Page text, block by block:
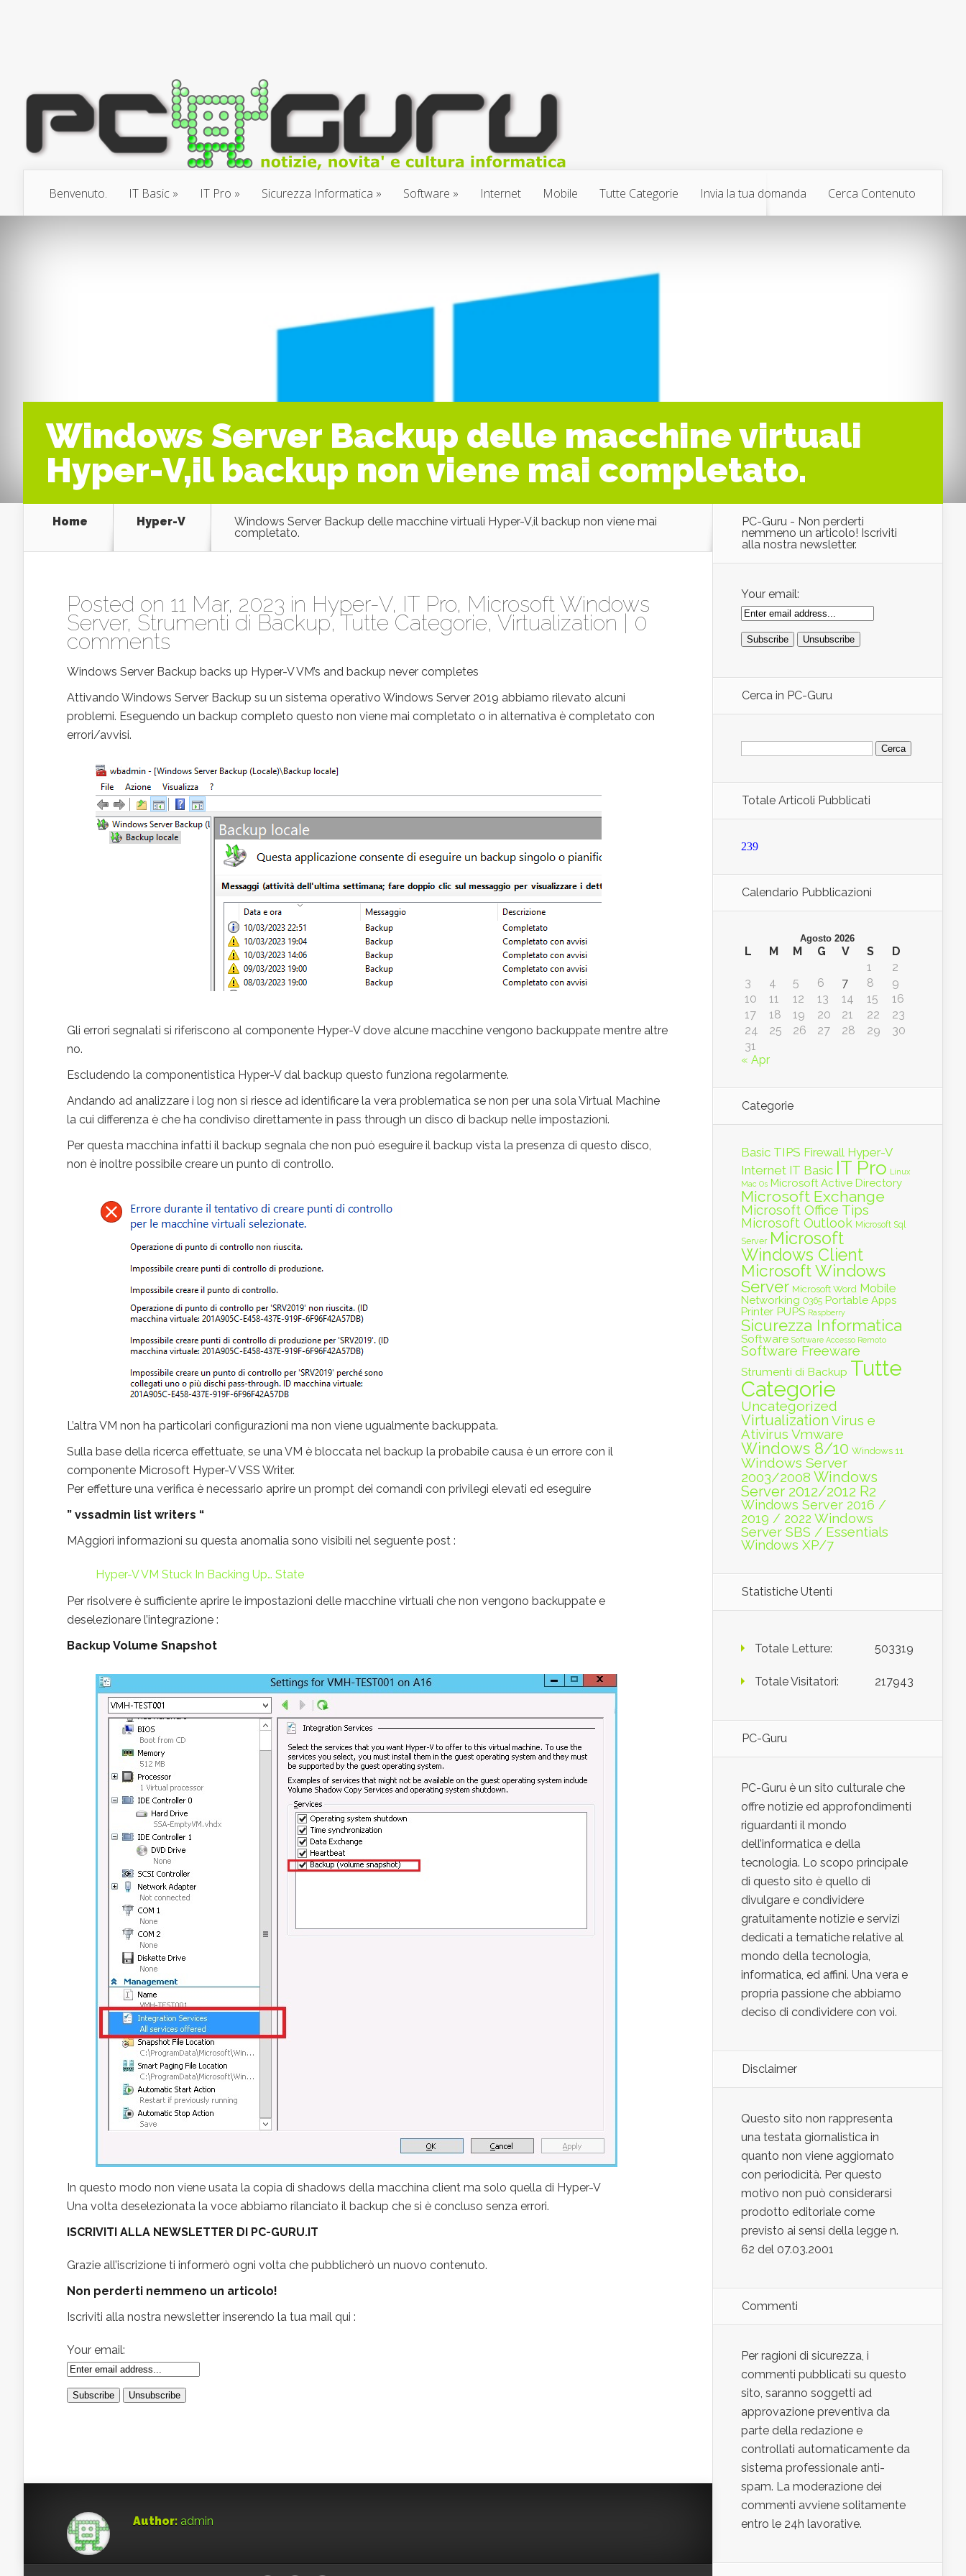
Benvenuto. IT Basic IT Pro Sicurezza Informatica Software Internet Mobile Tutte Categorie Invia la tua domanda Cerca Contenuto
Windows Server Backup delle macchine virtuali
Hyper-V,il backup non viene mai completato.
Home Hyper-V
Windows Server Backup delle macchine virtuali Hyper-V,il backup non viene mai
completato.
Posted on 11 Mar, 2023 in Hyper-V, IT Pro, Microsoft Windows
Server, Strumenti di Backup, Tutte Categorie, Virtualization 0
comments
Windows Server Backup backs up Hyper-V VM’s and backup never completes
Attivando Windows Server Backup su un sistema operativo Windows Server 2019 abbiamo rilevato alcuni
problemi. Eseguendo un backup completo questo non viene mai completato o in alternativa è completato con
errori/avvisi.
Gli errori segnalati si riferiscono al componente Hyper-V dove alcune macchine vengono backuppate mentre altre
no.
Escludendo la componentistica Hyper-V dal backup questo funziona regolarmente.
Andando ad analizzare i log non si riesce ad identificare la vera problematica se non per una sola Virtual Machine
la cui differenza è che ha condiviso direttamente in pass through un disco di backup nelle impostazioni.
Per questa macchina infatti il backup segnala che non può eseguire il backup vista la presenza di questo disco,
non è inoltre possibile creare un punto di controllo.
L’altra VM non ha particolari configurazioni ma non viene ugualmente backuppata.
Sulla base della ricerca effettuate, se una VM è bloccata nel backup la probabile causa è un errore con il
componente Microsoft Hyper-V VSS Writer.
Per effetture una verifica è necessario aprire un prompt dei comandi con privilegi elevati ed eseguire
” vssadmin list writers “
MAggiori informazioni su questa anomalia sono visibili nel seguente post :
Hyper-V VM Stuck In Backing Up… State
Per risolvere è sufficiente aprire le impostazioni delle macchine virtuali che non vengono backuppate e
deselezionare l’integrazione :
Backup Volume Snapshot
In questo modo non viene usata la copia di shadows della macchina client ma solo quella di Hyper-V
Una volta deselezionata la voce abbiamo rilanciato il backup che si è concluso senza errori.
ISCRIVITI ALLA NEWSLETTER DI PC-GURU.IT
Grazie all’iscrizione ti informerò ogni volta che pubblicherò un nuovo contenuto.
Non perderti nemmeno un articolo!
Iscriviti alla nostra newsletter inserendo la tua mail qui :
Your email:
Author: admin
PC-Guru - Non perderti
nemmeno un articolo! Iscriviti
alla nostra newsletter.
Your email:
Cerca in PC-Guru
Ricerca
per:
Totale Articoli Pubblicati
239
Calendario Pubblicazioni
Agosto 2026
L M M G V S
D
1
2
3
4 5 6 7 8
9
10
11 12 13 14 15
16
17
18 19 20 21 22
23
24
25 26 27 28 29
30
31
« Apr
Categorie
Basic TIPS Firewall Hyper-V
Internet IT Basic IT Pro
Linux
Mac Os Microsoft Active Directory
Microsoft Exchange
Microsoft Office Tips
Microsoft Outlook Microsoft Sql
Server Microsoft
Windows Client
Microsoft Windows
Server Microsoft Word Mobile
Networking O365 Portable Apps
Printer PUPS Raspberry
Sicurezza Informatica
Software Software Accesso Remoto
Software Freeware
Strumenti di Backup Tutte
Categorie
Uncategorized
Virtualization Virus e
Ativirus Vmware
Windows 8/10 Windows 11
Windows Server
2003/2008 Windows
Server 2012/2012 R2
Windows Server 2016 /
2019 / 2022 Windows
Server SBS / Essentials
Windows XP/7
Statistiche Utenti
503319
Totale Letture:
217943
Totale Visitatori:
PC-Guru
PC-Guru è un sito culturale che
offre notizie ed approfondimenti
riguardanti il mondo
dell’informatica e della
tecnologia. Lo scopo principale
di questo sito è quello di
divulgare e condividere
gratuitamente notizie e servizi
dedicati a tematiche relative al
mondo della tecnologia,
informatica, ed affini. Una vera e
propria passione che abbiamo
deciso di condividere con voi.
Disclaimer
Questo sito non rappresenta
una testata giornalistica in
quanto non viene aggiornato
con periodicità. Per questo
motivo non può considerarsi
prodotto editoriale come
previsto ai sensi della legge n.
62 del 07.03.2001
Commenti
Per ragioni di sicurezza, i
commenti pubblicati su questo
sito, saranno soggetti ad
approvazione preventiva da
parte della redazione e
controllati automaticamente da
sistema professionale anti-
spam. La moderazione dei
commenti avviene solitamente
entro le 24h lavorative.